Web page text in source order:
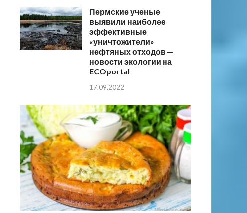
Пермские ученые
выявили наиболее
эффективные
«уничтожители»
нефтяных отходов —
новости экологии на
ECOportal
17.09.2022